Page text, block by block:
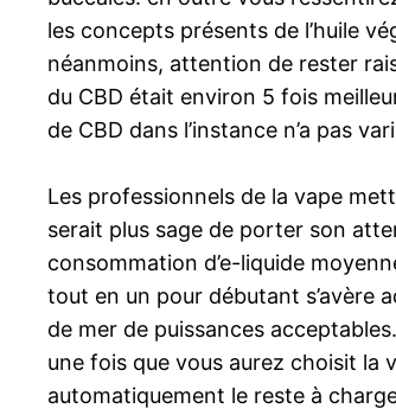
les concepts présents de l’huile
néanmoins, attention de rester
du CBD était environ 5 fois
de CBD dans l’instance n’a pas
Les professionnels de la vape
serait plus sage de porter son
consommation d’e-liquide
tout en un pour débutant s’avère
de mer de puissances
une fois que vous aurez choisit la
automatiquement le reste à